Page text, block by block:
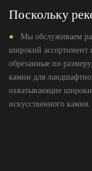
Поскольку
● Мы обслуживаем
широкий
обрезанные по
камни для
охватывающие
искусственного камня.